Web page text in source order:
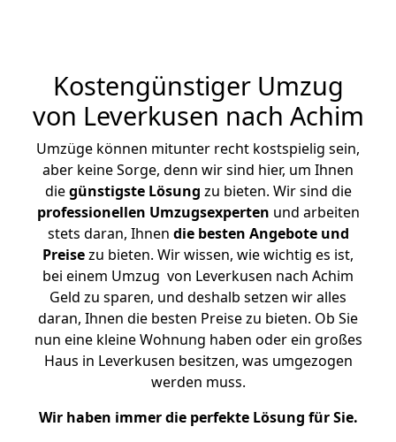
Kostengünstiger Umzug
von Leverkusen nach Achim
Umzüge können mitunter recht kostspielig sein,
aber keine Sorge, denn wir sind hier, um Ihnen
diegünstigste Lösung zu bieten. Wir sind die
professionellen Umzugsexperten und arbeiten
stets daran, Ihnen die besten Angebote und
Preisezu bieten. Wir wissen, wie wichtig es ist,
bei einem Umzug von Leverkusen nach Achim
Geld zu sparen, und deshalb setzen wir alles
daran, Ihnen die besten Preise zu bieten. Ob Sie
nun eine kleine Wohnung haben oder ein großes
Haus in Leverkusen besitzen, was umgezogen
werden muss.
Wir haben immer die perfekte Lösung für Sie.